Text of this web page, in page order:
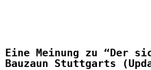
Eine Meinung zu “Der
Bauzaun Stuttgarts